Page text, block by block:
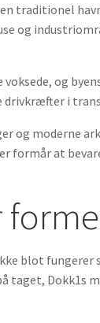
traditionel
og
og
drivkræfter i
og moderne
formår at
blot
taget,